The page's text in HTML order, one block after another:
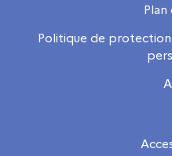
Plan
Politique de